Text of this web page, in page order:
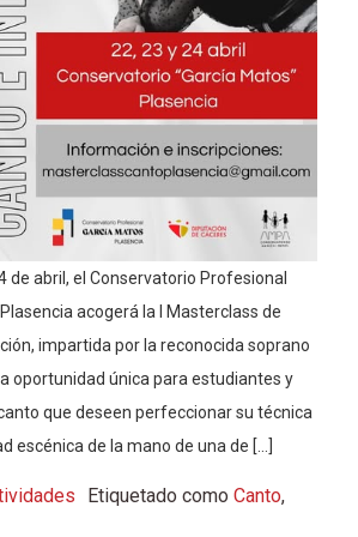
de abril, el Conservatorio Profesional
acogerá la I Masterclass de
impartida por la reconocida soprano
oportunidad única para estudiantes y
que deseen perfeccionar su técnica
escénica de la mano de una de […]
Etiquetado como Canto,